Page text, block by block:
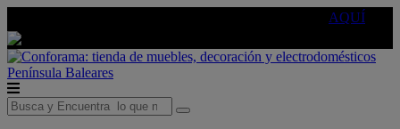
AQUÍ
Península Baleares